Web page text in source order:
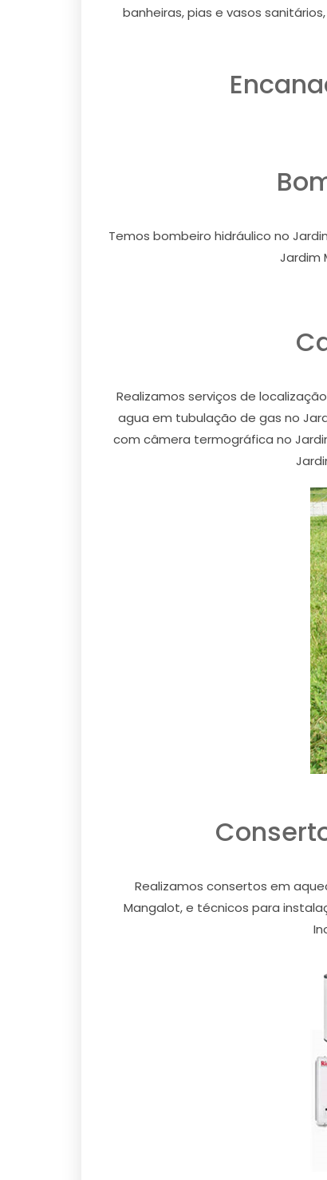
banheiras, pias e vasos
Temos bombeiro hidráulico no
Jardim
Realizamos serviços de
agua em tubulação de gas no
com câmera termográfica no
Realizamos consertos em
Mangalot, e técnicos para